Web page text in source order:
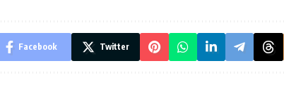
Facebook Twitter